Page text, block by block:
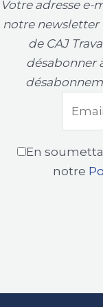
Votre adresse e-
notre newsletter
de CAJ
désabonner
En
notre